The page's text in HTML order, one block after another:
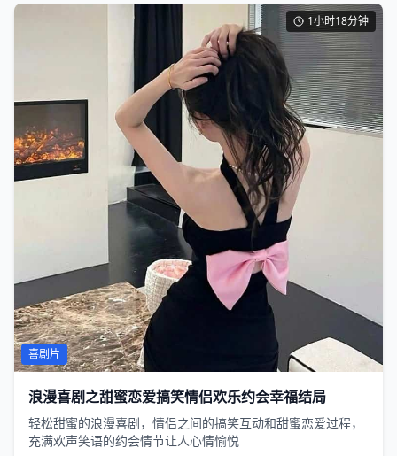
1小时18分钟
喜剧片
浪漫喜剧之甜蜜恋爱搞笑情侣欢乐约会幸福结局
轻松甜蜜的浪漫喜剧，情侣之间的搞笑互动和甜蜜恋爱过程，
充满欢声笑语的约会情节让人心情愉悦